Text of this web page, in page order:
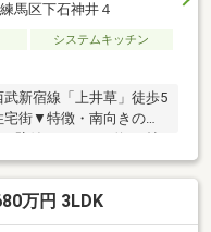
馬区下石神井４
システムキッチン
新宿線「上井草」徒歩5
街▼特徴・南向きの明
に収納スペース有・賃
す▼設備・食器洗乾燥
井草駅前店 徒歩3分(約
目店 徒歩4分(約300m)■
万円 3LDK